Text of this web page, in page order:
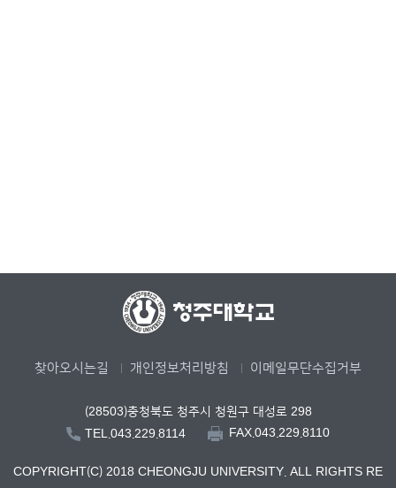
찾아오시는길 개인정보처리방침 이메일무단수집거부
(28503)충청북도 청주시 청원구 대성로 298
TEL.043.229.8114
FAX.043.229.8110
COPYRIGHT(C) 2018 CHEONGJU UNIVERSITY. ALL RIGHTS RE